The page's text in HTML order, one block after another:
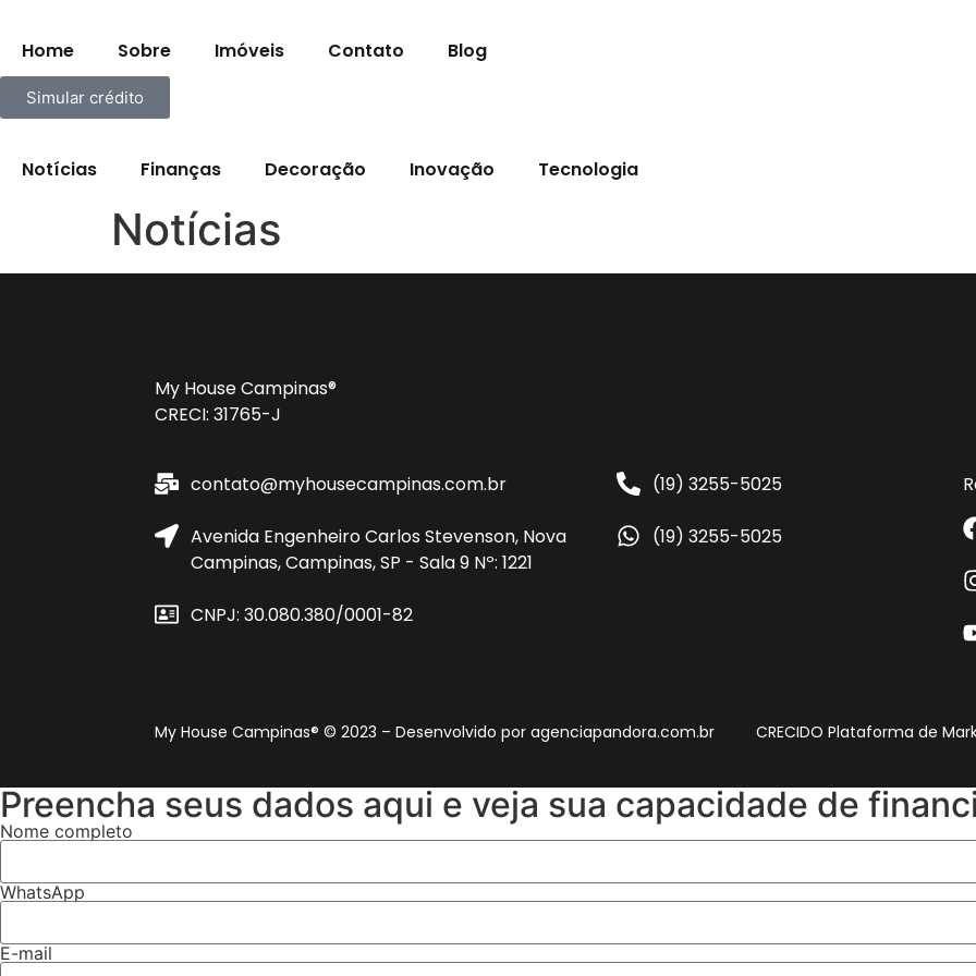
Home Sobre Imóveis Contato Blog
Simular crédito
Notícias
Finanças Decoração Inovação Tecnologia
Notícias
My House Campinas®
CRECI: 31765-J
contato@myhousecampinas.com.br
Avenida Engenheiro Carlos Stevenson, Nova
Campinas, Campinas, SP - Sala 9 Nº: 1221
CNPJ: 30.080.380/0001-82
(19) 3255-5025
(19) 3255-5025
My House Campinas® © 2023 – Desenvolvido por agenciapandora.com.br CRECIDO Plataforma de
Preencha seus dados aqui e veja sua capacidade de
Nome completo
WhatsApp
E-mail